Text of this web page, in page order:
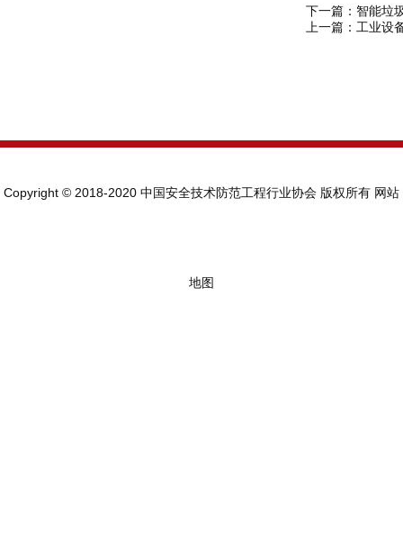
下一篇： 智能垃
上一篇： 工业设
Copyright © 2018-2020 中国安全技术防范工程行业协会 版权所有 网站
地图